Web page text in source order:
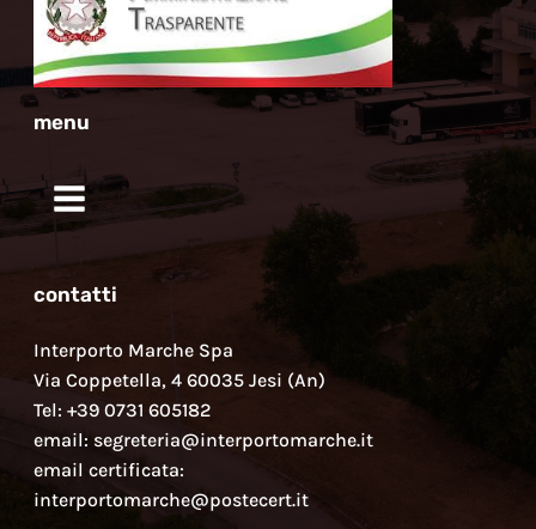
menu
contatti
Interporto Marche Spa
Via Coppetella, 4 60035 Jesi (An)
Tel: +39 0731 605182
email: segreteria@interportomarche.it
email certificata:
interportomarche@postecert.it